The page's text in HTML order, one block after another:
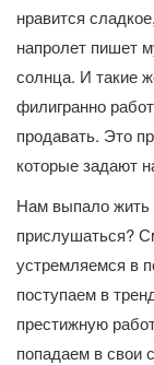
нравится
напролет пишет
солнца. И такие
филигранно
продавать. Это
которые задают
Нам выпало жить
прислушаться?
устремляемся в
поступаем в
престижную
попадаем в свои